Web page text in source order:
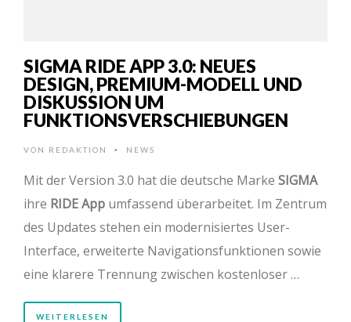
SIGMA RIDE APP 3.0: NEUES
DESIGN, PREMIUM-MODELL UND
DISKUSSION UM
FUNKTIONSVERSCHIEBUNGEN
VON REDAKTION • NEWS
Mit der Version 3.0 hat die deutsche Marke SIGMA
ihre RIDE App umfassend überarbeitet. Im Zentrum
des Updates stehen ein modernisiertes User-
Interface, erweiterte Navigationsfunktionen sowie
eine klarere Trennung zwischen kostenloser …
WEITERLESEN